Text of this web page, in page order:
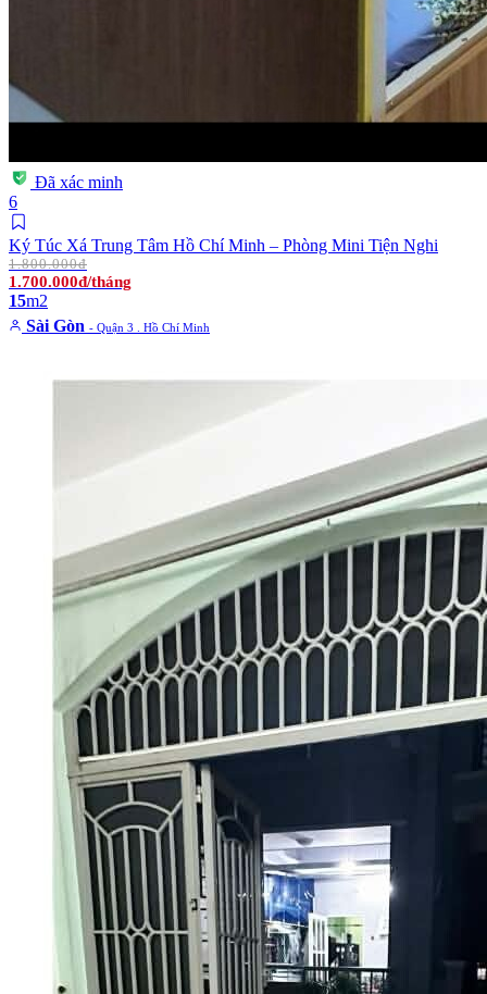
Đã xác minh
6
Ký Túc Xá Trung Tâm Hồ Chí Minh – Phòng Mini Tiện Nghi
1.800.000đ
1.700.000đ/tháng
15m2
Sài Gòn - Quận 3 . Hồ Chí Minh